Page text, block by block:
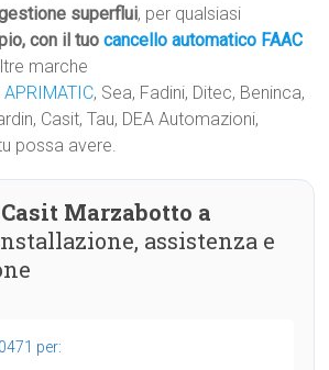
superflui, per qualsiasi
con il tuocancello automatico FAAC
marche
APRIMATIC, Sea, Fadini, Ditec, Beninca,
Casit, Tau, DEA Automazioni,
possa avere.
Marzabotto a
assistenza e
per: